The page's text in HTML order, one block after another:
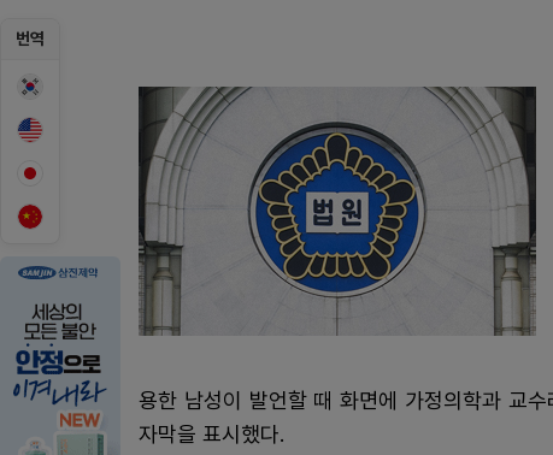
번역
용한 남성이 발언할 때 화면에 가정의학과 교
자막을 표시했다.